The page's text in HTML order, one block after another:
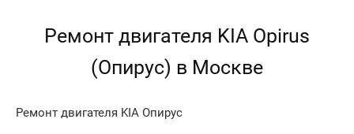
Ремонт двигателя KIA Opirus
(Опирус) в Москве
Ремонт двигателя KIA Опирус